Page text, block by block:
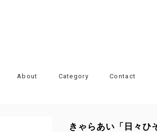
About Category Contact
きゃらあい「日々ひ